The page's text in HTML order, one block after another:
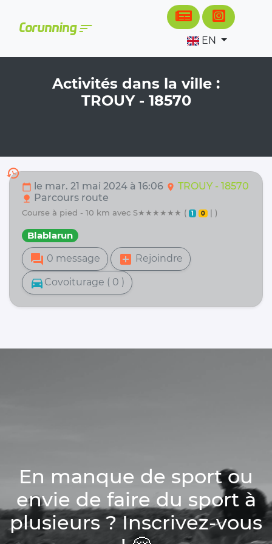
Corunningsort
EN
Activités dans la ville :
TROUY - 18570
history
calendar_today le mar. 21 mai 2024 à 16:06 location_on TROUY - 18570
nature Parcours route
course à pied - 10 km avec S★★★★★★ ( 1 0 | )
Blablarun
forum 0 message add_box Rejoindre
directions_car Covoiturage ( 0 )
En manque de sport ou
envie de faire du sport à
plusieurs ? Inscrivez-vous